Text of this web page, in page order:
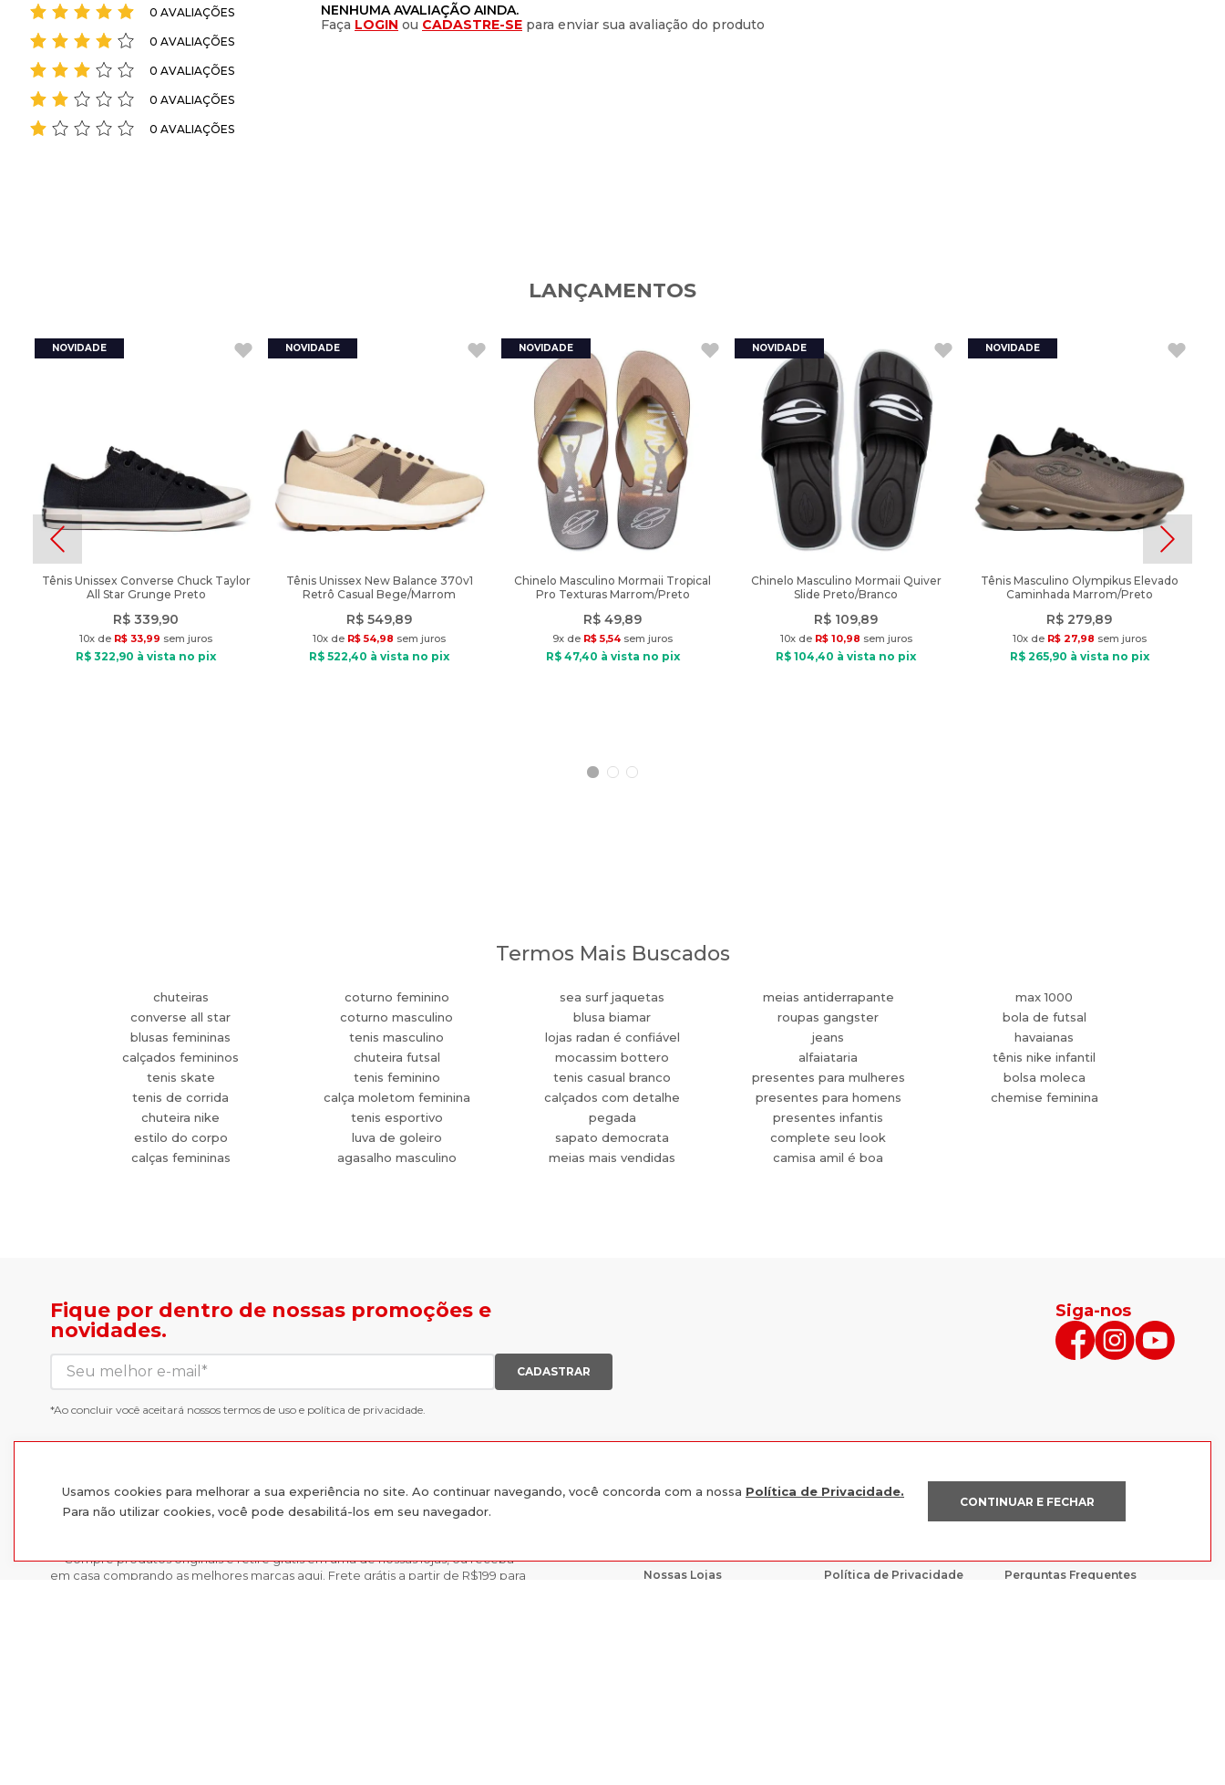
Usamos cookies para melhorar a sua experiência no site. Ao continuar navegando, você concorda com a nossa Política de Privacidade.
Para não utilizar cookies, você pode desabilitá-los em seu navegador.
CONTINUAR E FECHAR
0 AVALIAÇÕES
0 AVALIAÇÕES
0 AVALIAÇÕES
0 AVALIAÇÕES
0 AVALIAÇÕES
NENHUMA AVALIAÇÃO AINDA.
Faça LOGIN ou CADASTRE-SE para enviar sua avaliação do produto
LANÇAMENTOS
Tênis Unissex Converse Chuck Taylor
All Star Grunge Preto
R$ 339,90
10x de R$ 33,99 sem juros
R$ 322,90 à vista no pix
Tênis Unissex New Balance 370v1
Retrô Casual Bege/Marrom
R$ 549,89
10x de R$ 54,98 sem juros
R$ 522,40 à vista no pix
Chinelo Masculino Mormaii Tropical
Pro Texturas Marrom/Preto
R$ 49,89
9x de R$ 5,54 sem juros
R$ 47,40 à vista no pix
Chinelo Masculino Mormaii Quiver
Slide Preto/Branco
R$ 109,89
10x de R$ 10,98 sem juros
R$ 104,40 à vista no pix
Tênis Masculino Olympikus Elevado
Caminhada Marrom/Preto
R$ 279,89
10x de R$ 27,98 sem juros
R$ 265,90 à vista no pix
Termos Mais Buscados
chuteiras
converse all star
blusas femininas
calçados femininos
tenis skate
tenis de corrida
chuteira nike
estilo do corpo
calças femininas
coturno feminino
coturno masculino
tenis masculino
chuteira futsal
tenis feminino
calça moletom feminina
tenis esportivo
luva de goleiro
agasalho masculino
sea surf jaquetas
blusa biamar
lojas radan é confiável
mocassim bottero
tenis casual branco
calçados com detalhe
pegada
sapato democrata
meias mais vendidas
meias antiderrapante
roupas gangster
jeans
alfaiataria
presentes para mulheres
presentes para homens
presentes infantis
complete seu look
camisa amil é boa
max 1000
bola de futsal
havaianas
tênis nike infantil
bolsa moleca
chemise feminina
Fique por dentro de nossas promoções e
novidades.
CADASTRAR
*Ao concluir você aceitará nossos termos de uso e política de privacidade.
Siga-nos
Compre produtos originais e retire grátis em uma de nossas lojas, ou receba
em casa comprando as melhores marcas aqui. Frete grátis a partir de R$199 para
Nossas Lojas
Política de Privacidade
Perguntas Frequentes